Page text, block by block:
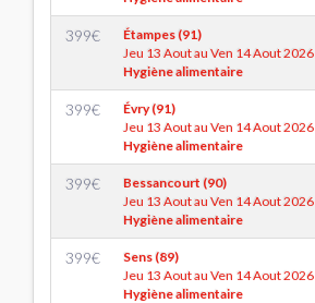
399€
Étampes (91)
Jeu 13 Aout au Ven 14 Aout 2026
Hygiène alimentaire
399€
Évry (91)
Jeu 13 Aout au Ven 14 Aout 2026
Hygiène alimentaire
399€
Bessancourt (90)
Jeu 13 Aout au Ven 14 Aout 2026
Hygiène alimentaire
399€
Sens (89)
Jeu 13 Aout au Ven 14 Aout 2026
Hygiène alimentaire